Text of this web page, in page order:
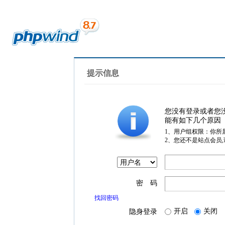
提示信息
您没有登录或者您
能有如下几个原因
1、用户组权限：你所
2、您还不是站点会员
密 码
找回密码
隐身登录 开启 关闭